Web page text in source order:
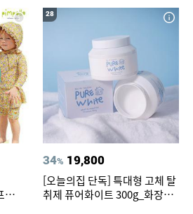
28
34% 19,800
[오늘의집 단독] 특대형 고체 탈
취제 퓨어화이트 300g_화장실